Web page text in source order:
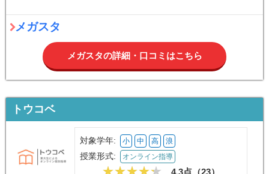
メガスタ
メガスタの詳細・口コミはこちら
トウコベ
対象学年: 小 中 高 浪
授業形式: オンライン指導